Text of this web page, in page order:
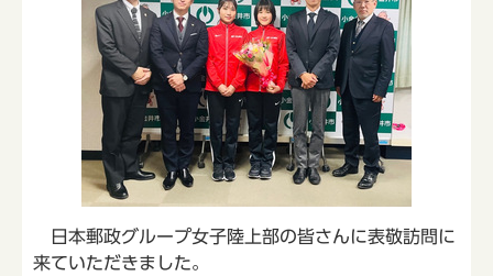
日本郵政グループ女子陸上部の皆さんに表敬訪問に
来ていただきました。